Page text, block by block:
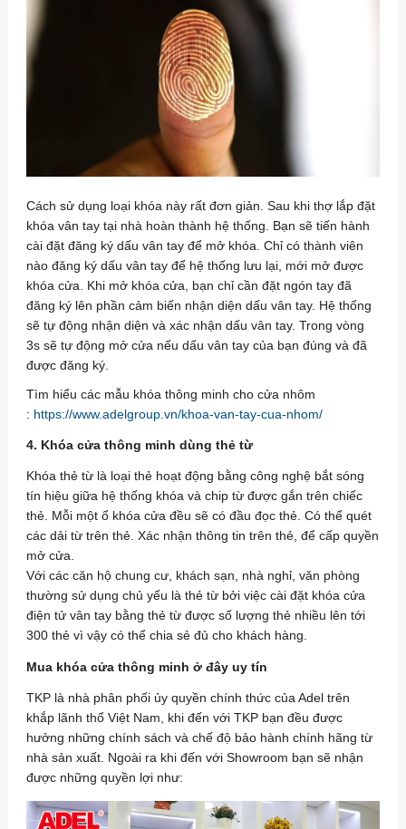
Cách sử dụng loại khóa này rất đơn giản. Sau khi thợ lắp đặt
khóa vân tay tại nhà hoàn thành hệ thống. Bạn sẽ tiến hành
cài đặt đăng ký dấu vân tay để mở khóa. Chỉ có thành viên
nào đăng ký dấu vân tay để hệ thống lưu lại, mới mở được
khóa cửa. Khi mở khóa cửa, bạn chỉ cần đặt ngón tay đã
đăng ký lên phần cảm biến nhận diện dấu vân tay. Hệ thống
sẽ tự động nhận diện và xác nhận dấu vân tay. Trong vòng
3s sẽ tự động mở cửa nếu dấu vân tay của bạn đúng và đã
được đăng ký.
Tìm hiểu các mẫu khóa thông minh cho cửa nhôm
: https://www.adelgroup.vn/khoa-van-tay-cua-nhom/
4. Khóa cửa thông minh dùng thẻ từ
Khóa thẻ từ là loại thẻ hoạt động bằng công nghệ bắt sóng
tín hiệu giữa hệ thống khóa và chip từ được gắn trên chiếc
thẻ. Mỗi một ổ khóa cửa đều sẽ có đầu đọc thẻ. Có thể quét
các dải từ trên thẻ. Xác nhận thông tin trên thẻ, để cấp quyền
mở cửa.
Với các căn hộ chung cư, khách sạn, nhà nghỉ, văn phòng
thường sử dụng chủ yếu là thẻ từ bởi việc cài đặt khóa cửa
điện tử vân tay bằng thẻ từ được số lượng thẻ nhiều lên tới
300 thẻ vì vậy có thể chia sẻ đủ cho khách hàng.
Mua khóa cửa thông minh ở đây uy tín
TKP là nhà phân phối ủy quyền chính thức của Adel trên
khắp lãnh thổ Việt Nam, khi đến với TKP bạn đều được
hưởng những chính sách và chế độ bảo hành chính hãng từ
nhà sản xuất. Ngoài ra khi đến với Showroom bạn sẽ nhận
được những quyền lợi như: